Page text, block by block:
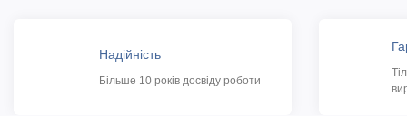
Надійність
Більше 10 років досвіду роботи